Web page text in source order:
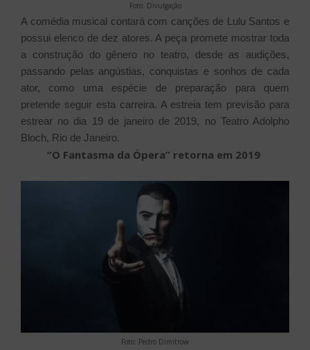
Foto: Divulgação
A comédia musical contará com canções de Lulu Santos e
possui elenco de dez atores. A peça promete mostrar toda
a construção do gênero no teatro, desde as audições,
passando pelas angústias, conquistas e sonhos de cada
ator, como uma espécie de preparação para quem
pretende seguir esta carreira. A estreia tem previsão para
estrear no dia 19 de janeiro de 2019, no Teatro Adolpho
Bloch, Rio de Janeiro.
“O Fantasma da Ópera” retorna em 2019
Foto: Pedro Dimitrow